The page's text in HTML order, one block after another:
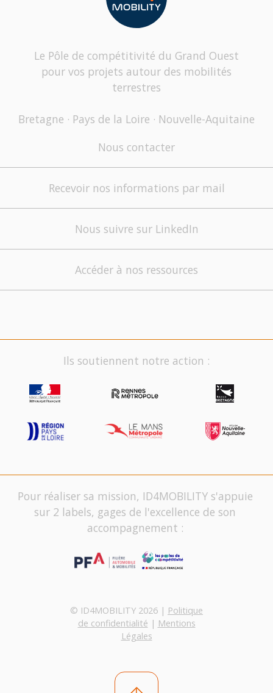
Le Pôle de compétitivité du Grand Ouest
pour vos projets autour des mobilités
terrestres
Bretagne · Pays de la Loire · Nouvelle-Aquitaine
Nous contacter
Recevoir nos informations par mail
Nous suivre sur LinkedIn
Accéder à nos ressources
Ils soutiennent notre action :
Pour réaliser sa mission, ID4MOBILITY s'appuie
sur 2 labels, gages de l'excellence de son
accompagnement :
© ID4MOBILITY 2026 | Politique
de confidentialité | Mentions
Légales